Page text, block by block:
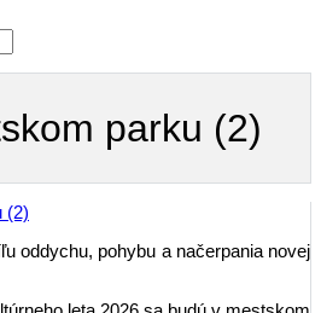
parku (2)
oddychu, pohybu a načerpania novej